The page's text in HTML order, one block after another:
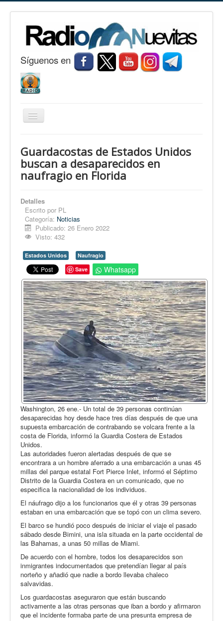
Síguenos en
Cambiar
Nuevitas
Noticias
Fotorreportaje
Opinión
En audio
Medio Ambiente
Ciencia, tecnología y curiosidades
Francés
Inglés
Desempolvando la historia
Guardacostas de Estados Unidos
buscan a desaparecidos en
naufragio en Florida
Detalles
Escrito por PL
Categoría: Noticias
Publicado: 26 Enero 2022
Visto: 432
Estados Unidos
Naufragio
Save
Whatsapp
Washington, 26 ene.- Un total de 39 personas continúan
desaparecidas hoy desde hace tres días después de que una
supuesta embarcación de contrabando se volcara frente a la
costa de Florida, informó la Guardia Costera de Estados
Unidos.
Las autoridades fueron alertadas después de que se
encontrara a un hombre aferrado a una embarcación a unas 45
millas del parque estatal Fort Pierce Inlet, informó el Séptimo
Distrito de la Guardia Costera en un comunicado, que no
especifica la nacionalidad de los individuos.
El náufrago dijo a los funcionarios que él y otras 39 personas
estaban en una embarcación que se topó con un clima severo.
El barco se hundió poco después de iniciar el viaje el pasado
sábado desde Bimini, una isla situada en la parte occidental de
las Bahamas, a unas 50 millas de Miami.
De acuerdo con el hombre, todos los desaparecidos son
inmigrantes indocumentados que pretendían llegar al país
norteño y añadió que nadie a bordo llevaba chaleco
salvavidas.
Los guardacostas aseguraron que están buscando
activamente a las otras personas que iban a bordo y afirmaron
que el incidente formaba parte de una presunta empresa de